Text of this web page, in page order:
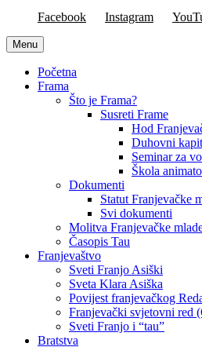
Facebook
Instagram
Menu
Početna
Frama
Što je Frama?
Susreti Frame
Hod
Duhovni
Seminar za
Škola
Dokumenti
Statut Franjevačke
Svi dokumenti
Molitva Franjevačke
Časopis Tau
Franjevaštvo
Sveti Franjo Asiški
Sveta Klara Asiška
Povijest franjevačkog
Franjevački svjetovni red
Sveti Franjo i “tau”
Bratstva